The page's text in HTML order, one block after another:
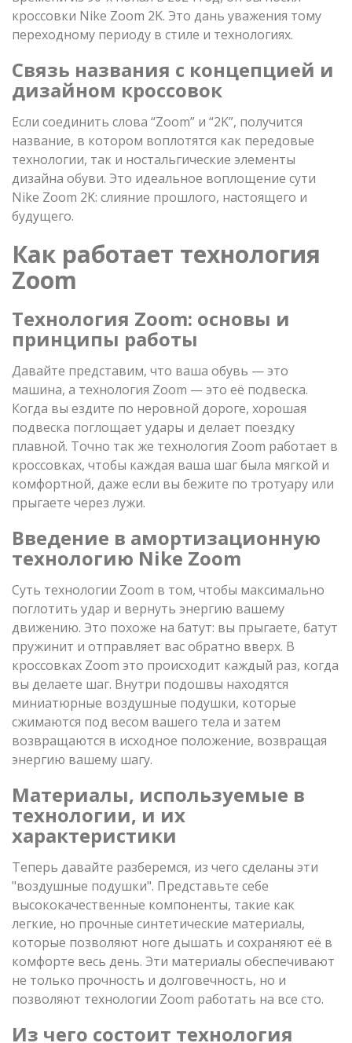
кроссовки Nike Zoom 2K. Это дань уважения тому
переходному периоду в стиле и технологиях.
Связь названия с концепцией и
дизайном кроссовок
Если соединить слова “Zoom” и “2K”, получится
название, в котором воплотятся как передовые
технологии, так и ностальгические элементы
дизайна обуви. Это идеальное воплощение сути
Nike Zoom 2K: слияние прошлого, настоящего и
будущего.
Как работает технология
Zoom
Технология Zoom: основы и
принципы работы
Давайте представим, что ваша обувь — это
машина, а технология Zoom — это её подвеска.
Когда вы ездите по неровной дороге, хорошая
подвеска поглощает удары и делает поездку
плавной. Точно так же технология Zoom работает в
кроссовках, чтобы каждая ваша шаг была мягкой и
комфортной, даже если вы бежите по тротуару или
прыгаете через лужи.
Введение в амортизационную
технологию Nike Zoom
Суть технологии Zoom в том, чтобы максимально
поглотить удар и вернуть энергию вашему
движению. Это похоже на батут: вы прыгаете, батут
пружинит и отправляет вас обратно вверх. В
кроссовках Zoom это происходит каждый раз, когда
вы делаете шаг. Внутри подошвы находятся
миниатюрные воздушные подушки, которые
сжимаются под весом вашего тела и затем
возвращаются в исходное положение, возвращая
энергию вашему шагу.
Материалы, используемые в
технологии, и их
характеристики
Теперь давайте разберемся, из чего сделаны эти
"воздушные подушки". Представьте себе
высококачественные компоненты, такие как
легкие, но прочные синтетические материалы,
которые позволяют ноге дышать и сохраняют её в
комфорте весь день. Эти материалы обеспечивают
не только прочность и долговечность, но и
позволяют технологии Zoom работать на все сто.
Из чего состоит технология